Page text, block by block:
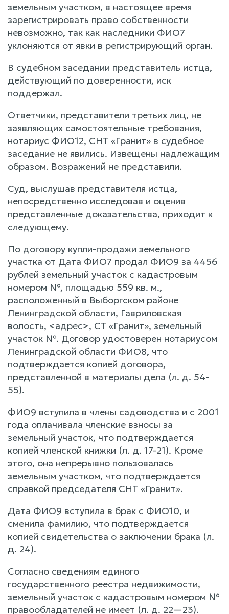
земельным участком, в настоящее время
зарегистрировать право собственности
невозможно, так как наследники ФИО7
уклоняются от явки в регистрирующий орган.
В судебном заседании представитель истца,
действующий по доверенности, иск
поддержал.
Ответчики, представители третьих лиц, не
заявляющих самостоятельные требования,
нотариус ФИО12, СНТ «Гранит» в судебное
заседание не явились. Извещены надлежащим
образом. Возражений не представили.
Суд, выслушав представителя истца,
непосредственно исследовав и оценив
представленные доказательства, приходит к
следующему.
По договору купли-продажи земельного
участка от Дата ФИО7 продал ФИО9 за 4456
рублей земельный участок с кадастровым
номером №, площадью 559 кв. м.,
расположенный в Выборгском районе
Ленинградской области, Гавриловская
волость, <адрес>, СТ «Гранит», земельный
участок №. Договор удостоверен нотариусом
Ленинградской области ФИО8, что
подтверждается копией договора,
представленной в материалы дела (л. д. 54-
55).
ФИО9 вступила в члены садоводства и с 2001
года оплачивала членские взносы за
земельный участок, что подтверждается
копией членской книжки (л. д. 17-21). Кроме
этого, она непрерывно пользовалась
земельным участком, что подтверждается
справкой председателя СНТ «Гранит».
Дата ФИО9 вступила в брак с ФИО10, и
сменила фамилию, что подтверждается
копией свидетельства о заключении брака (л.
д. 24).
Согласно сведениям единого
государственного реестра недвижимости,
земельный участок с кадастровым номером №
правообладателей не имеет (л. д. 22—23).